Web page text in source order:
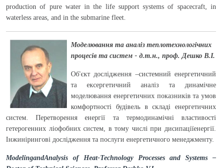
production of pure water in the life support systems of spacecraft, in
waterless areas, and in the submarine fleet.
Моделювання та аналіз теплотехнологічних
процесів та систем - д.т.н., проф. Дешко В.І.
Об'єкт дослідження –системний енергетичний
та ексергетичний аналіз та динамічне
моделювання енергетичних показників та умов
комфортності будівель в складі енергетичних
систем. Перетворення енергії та термодинамічні властивості
гетерогенних ліофобних систем, в тому числі при дисипаціїенергії.
Інжинірингові дослідження та послуги енергетичного менеджменту.
ModelingandAnalysis of Heat-Technology Processes and Systems –